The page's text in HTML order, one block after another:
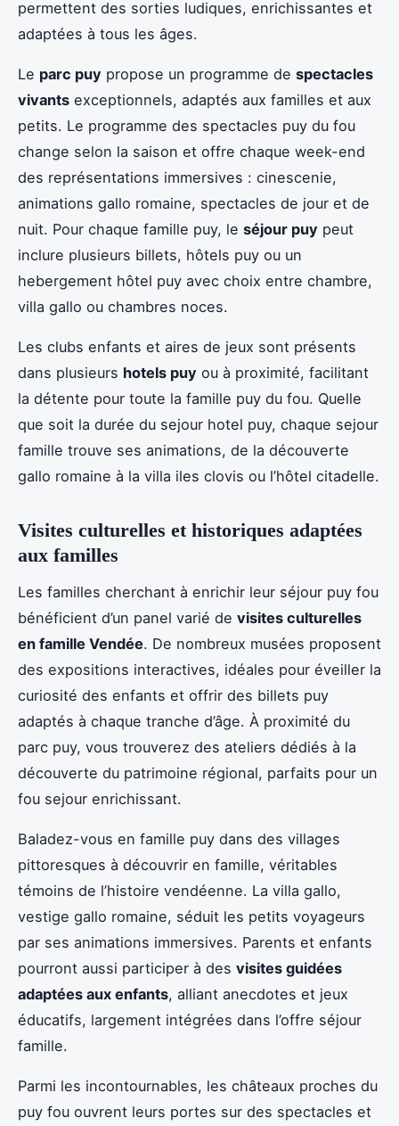
permettent des sorties ludiques, enrichissantes et
adaptées à tous les âges.
Le parc puy propose un programme de spectacles
vivants exceptionnels, adaptés aux familles et aux
petits. Le programme des spectacles puy du fou
change selon la saison et offre chaque week-end
des représentations immersives : cinescenie,
animations gallo romaine, spectacles de jour et de
nuit. Pour chaque famille puy, le séjour puy peut
inclure plusieurs billets, hôtels puy ou un
hebergement hôtel puy avec choix entre chambre,
villa gallo ou chambres noces.
Les clubs enfants et aires de jeux sont présents
dans plusieurs hotels puy ou à proximité, facilitant
la détente pour toute la famille puy du fou. Quelle
que soit la durée du sejour hotel puy, chaque sejour
famille trouve ses animations, de la découverte
gallo romaine à la villa iles clovis ou l’hôtel citadelle.
Visites culturelles et historiques adaptées
aux familles
Les familles cherchant à enrichir leur séjour puy fou
bénéficient d’un panel varié de visites culturelles
en famille Vendée. De nombreux musées proposent
des expositions interactives, idéales pour éveiller la
curiosité des enfants et offrir des billets puy
adaptés à chaque tranche d’âge. À proximité du
parc puy, vous trouverez des ateliers dédiés à la
découverte du patrimoine régional, parfaits pour un
fou sejour enrichissant.
Baladez-vous en famille puy dans des villages
pittoresques à découvrir en famille, véritables
témoins de l’histoire vendéenne. La villa gallo,
vestige gallo romaine, séduit les petits voyageurs
par ses animations immersives. Parents et enfants
pourront aussi participer à des visites guidées
adaptées aux enfants, alliant anecdotes et jeux
éducatifs, largement intégrées dans l’offre séjour
famille.
Parmi les incontournables, les châteaux proches du
puy fou ouvrent leurs portes sur des spectacles et